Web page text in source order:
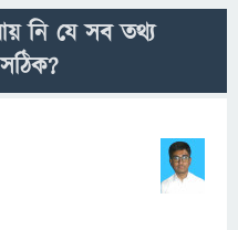
নি যে সব তথ্য